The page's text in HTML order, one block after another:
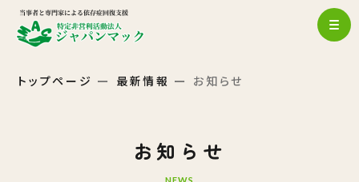
トップページ 最新情報 お知らせ
お知らせ